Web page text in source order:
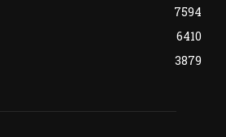
7594
6410
3879